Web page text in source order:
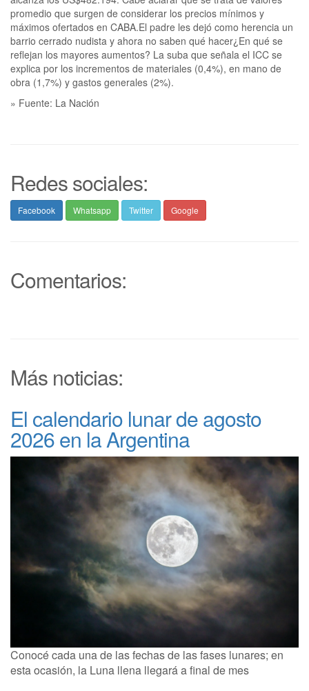
promedio que surgen de considerar los precios mínimos y
máximos ofertados en CABA.El padre les dejó como herencia un
barrio cerrado nudista y ahora no saben qué hacer¿En qué se
reflejan los mayores aumentos? La suba que señala el ICC se
explica por los incrementos de materiales (0,4%), en mano de
obra (1,7%) y gastos generales (2%).
» Fuente: La Nación
Redes sociales:
Facebook Whatsapp Twitter Google
Comentarios:
Más noticias:
El calendario lunar de agosto
2026 en la Argentina
Conocé cada una de las fechas de las fases lunares; en
esta ocasión, la Luna llena llegará a final de mes